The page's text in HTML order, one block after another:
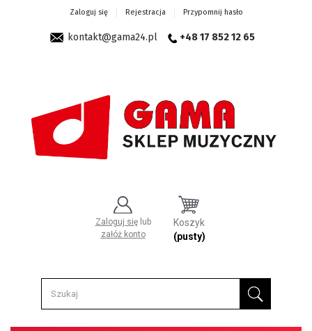
Zaloguj się Rejestracja Przypomnij hasło
kontakt@gama24.pl +48 17 852 12 65
Zaloguj się lub
załóż konto
Koszyk
(pusty)